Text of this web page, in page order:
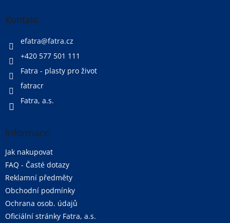
Kontakt
efatra@fatra.cz
+420 577 501 111
Fatra - plasty pro život
fatracr
Fatra, a.s.
Informace
Jak nakupovat
FAQ - Časté dotazy
Reklamní předměty
Obchodní podmínky
Ochrana osob. údajů
Oficiální stránky Fatra, a.s.